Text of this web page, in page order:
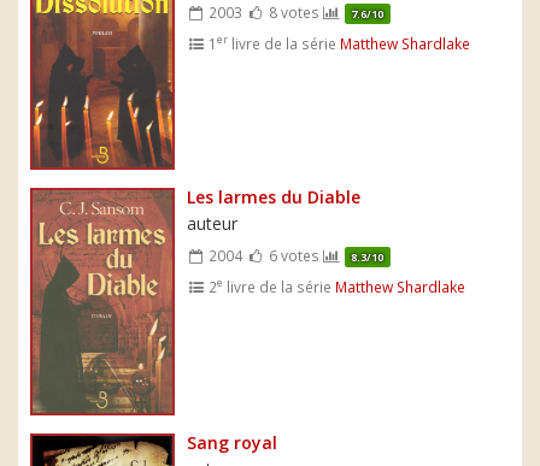
2003 8 votes 7.6/10
1er livre de la série Matthew Shardlake
Les larmes du Diable
auteur
2004 6 votes 8.3/10
2e livre de la série Matthew Shardlake
Sang royal